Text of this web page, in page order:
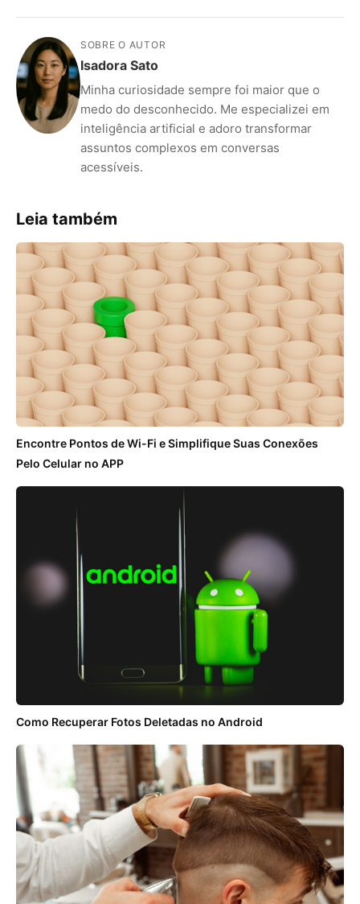
SOBRE O AUTOR
Isadora Sato
Minha curiosidade sempre foi maior que o
medo do desconhecido. Me especializei em
inteligência artificial e adoro transformar
assuntos complexos em conversas
acessíveis.
Leia também
Encontre Pontos de Wi-Fi e Simplifique Suas Conexões
Pelo Celular no APP
Como Recuperar Fotos Deletadas no Android